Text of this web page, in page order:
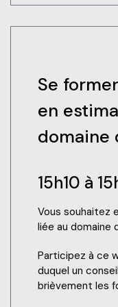
Se
en
domaine
15h10 à
Vous souhaitez
liée au domaine
Participez à ce
duquel un
brièvement les